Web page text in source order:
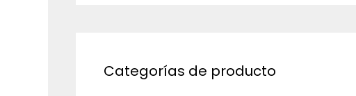
Categorías de producto